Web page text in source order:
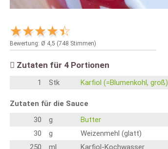
Bewertung: Ø 4,5 (748 Stimmen)
Zutaten für 4 Portionen
1 Stk Karfiol (=Blumenkohl, groß)
Zutaten für die Sauce
30
g
Butter
30
g
Weizenmehl (glatt)
250
ml
Karfiol-Kochwasser